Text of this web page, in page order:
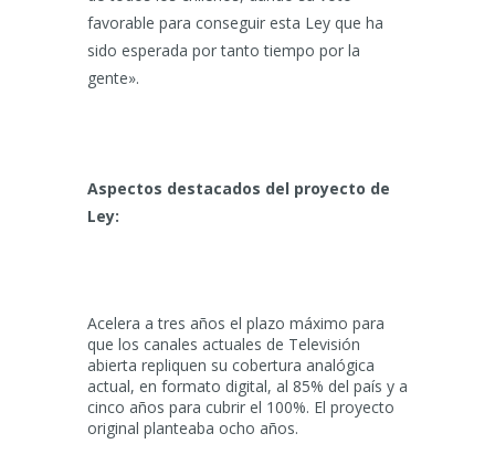
favorable para conseguir esta Ley que ha
sido esperada por tanto tiempo por la
gente».
Aspectos destacados del proyecto de
Ley:
Acelera a tres años el plazo máximo para
que los canales actuales de Televisión
abierta repliquen su cobertura analógica
actual, en formato digital, al 85% del país y a
cinco años para cubrir el 100%. El proyecto
original planteaba ocho años.